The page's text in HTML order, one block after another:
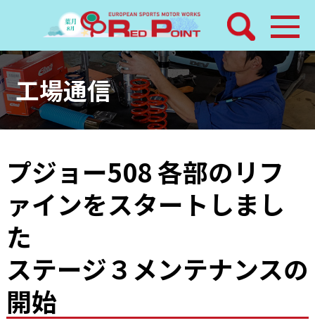
検索
ホーム
トピックス
レッドポイントパーツ
その他サービス
店舗案内
工場通信
工場通信
プジョー508 各部のリフ
ァインをスタートしまし
た
ステージ３メンテナンスの
開始